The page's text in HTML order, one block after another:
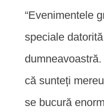
“Evenimentele
speciale
că sunteți
se bucură